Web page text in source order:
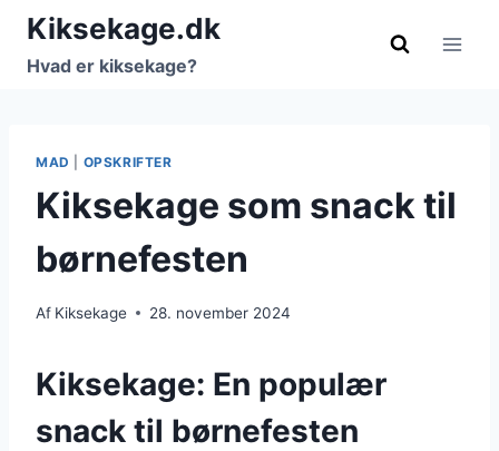
Fortsæt
indhold
Kiksekage.dk
Hvad er kiksekage?
MAD OPSKRIFTER
Kiksekage som snack til
børnefesten
Af Kiksekage 28. november 2024
Kiksekage: En populær
snack til børnefesten